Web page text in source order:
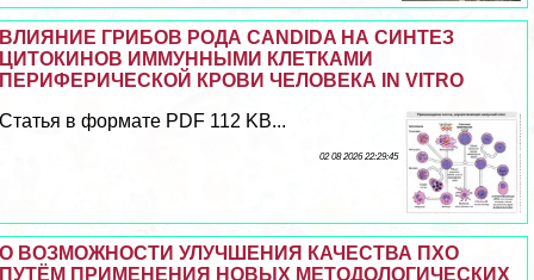
ВЛИЯНИЕ ГРИБОВ РОДА CANDIDA НА СИНТЕЗ
ЦИТОКИНОВ ИММУННЫМИ КЛЕТКАМИ
ПЕРИФЕРИЧЕСКОЙ КРОВИ ЧЕЛОВЕКА IN VITRO
Статья в формате PDF 112 KB...
02 08 2026 22:29:45
О ВОЗМОЖНОСТИ УЛУЧШЕНИЯ КАЧЕСТВА ПХО
ПУТЁМ ПРИМЕНЕНИЯ НОВЫХ МЕТОДОЛОГИЧЕСКИХ